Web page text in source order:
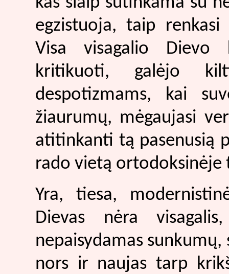
egzistuoja, taip
Visa visagalio Dievo
kritikuoti, galėjo
despotizmams, kai
žiaurumų, mėgaujasi
atitinkanti tą pasenusią
rado vietą ortodoksinėje
Yra, tiesa,
Dievas nėra
nepaisydamas sunkumų,
nors ir naujas tarp